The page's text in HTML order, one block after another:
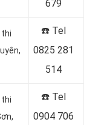
679
thi
☎️ Tel
0825 281
514
thi
☎️ Tel
0904 706